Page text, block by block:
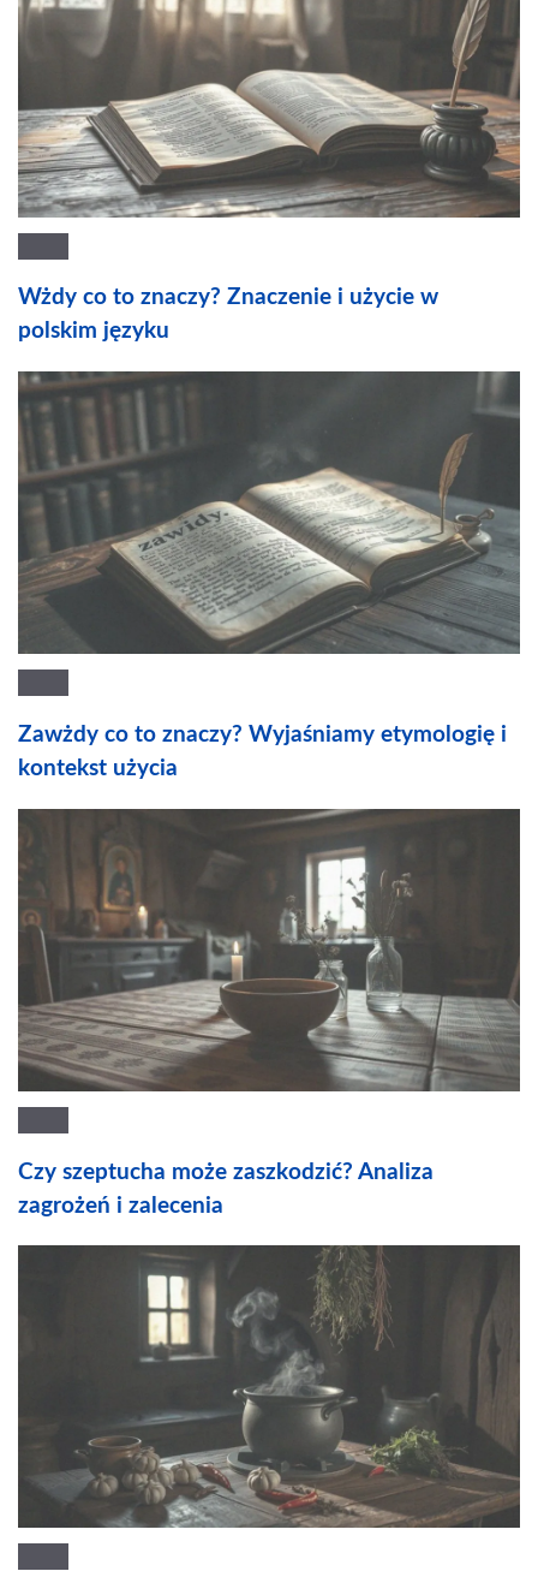
Wżdy co to znaczy? Znaczenie i użycie w
polskim języku
Zawżdy co to znaczy? Wyjaśniamy etymologię i
kontekst użycia
Czy szeptucha może zaszkodzić? Analiza
zagrożeń i zalecenia